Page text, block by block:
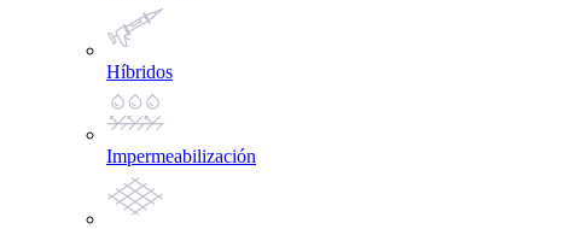
Híbridos
Impermeabilización